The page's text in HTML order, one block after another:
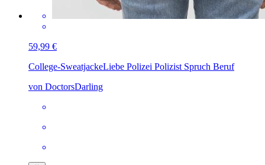
59,99 €
College-SweatjackeLiebe Polizei Polizist Spruch Beruf
von DoctorsDarling